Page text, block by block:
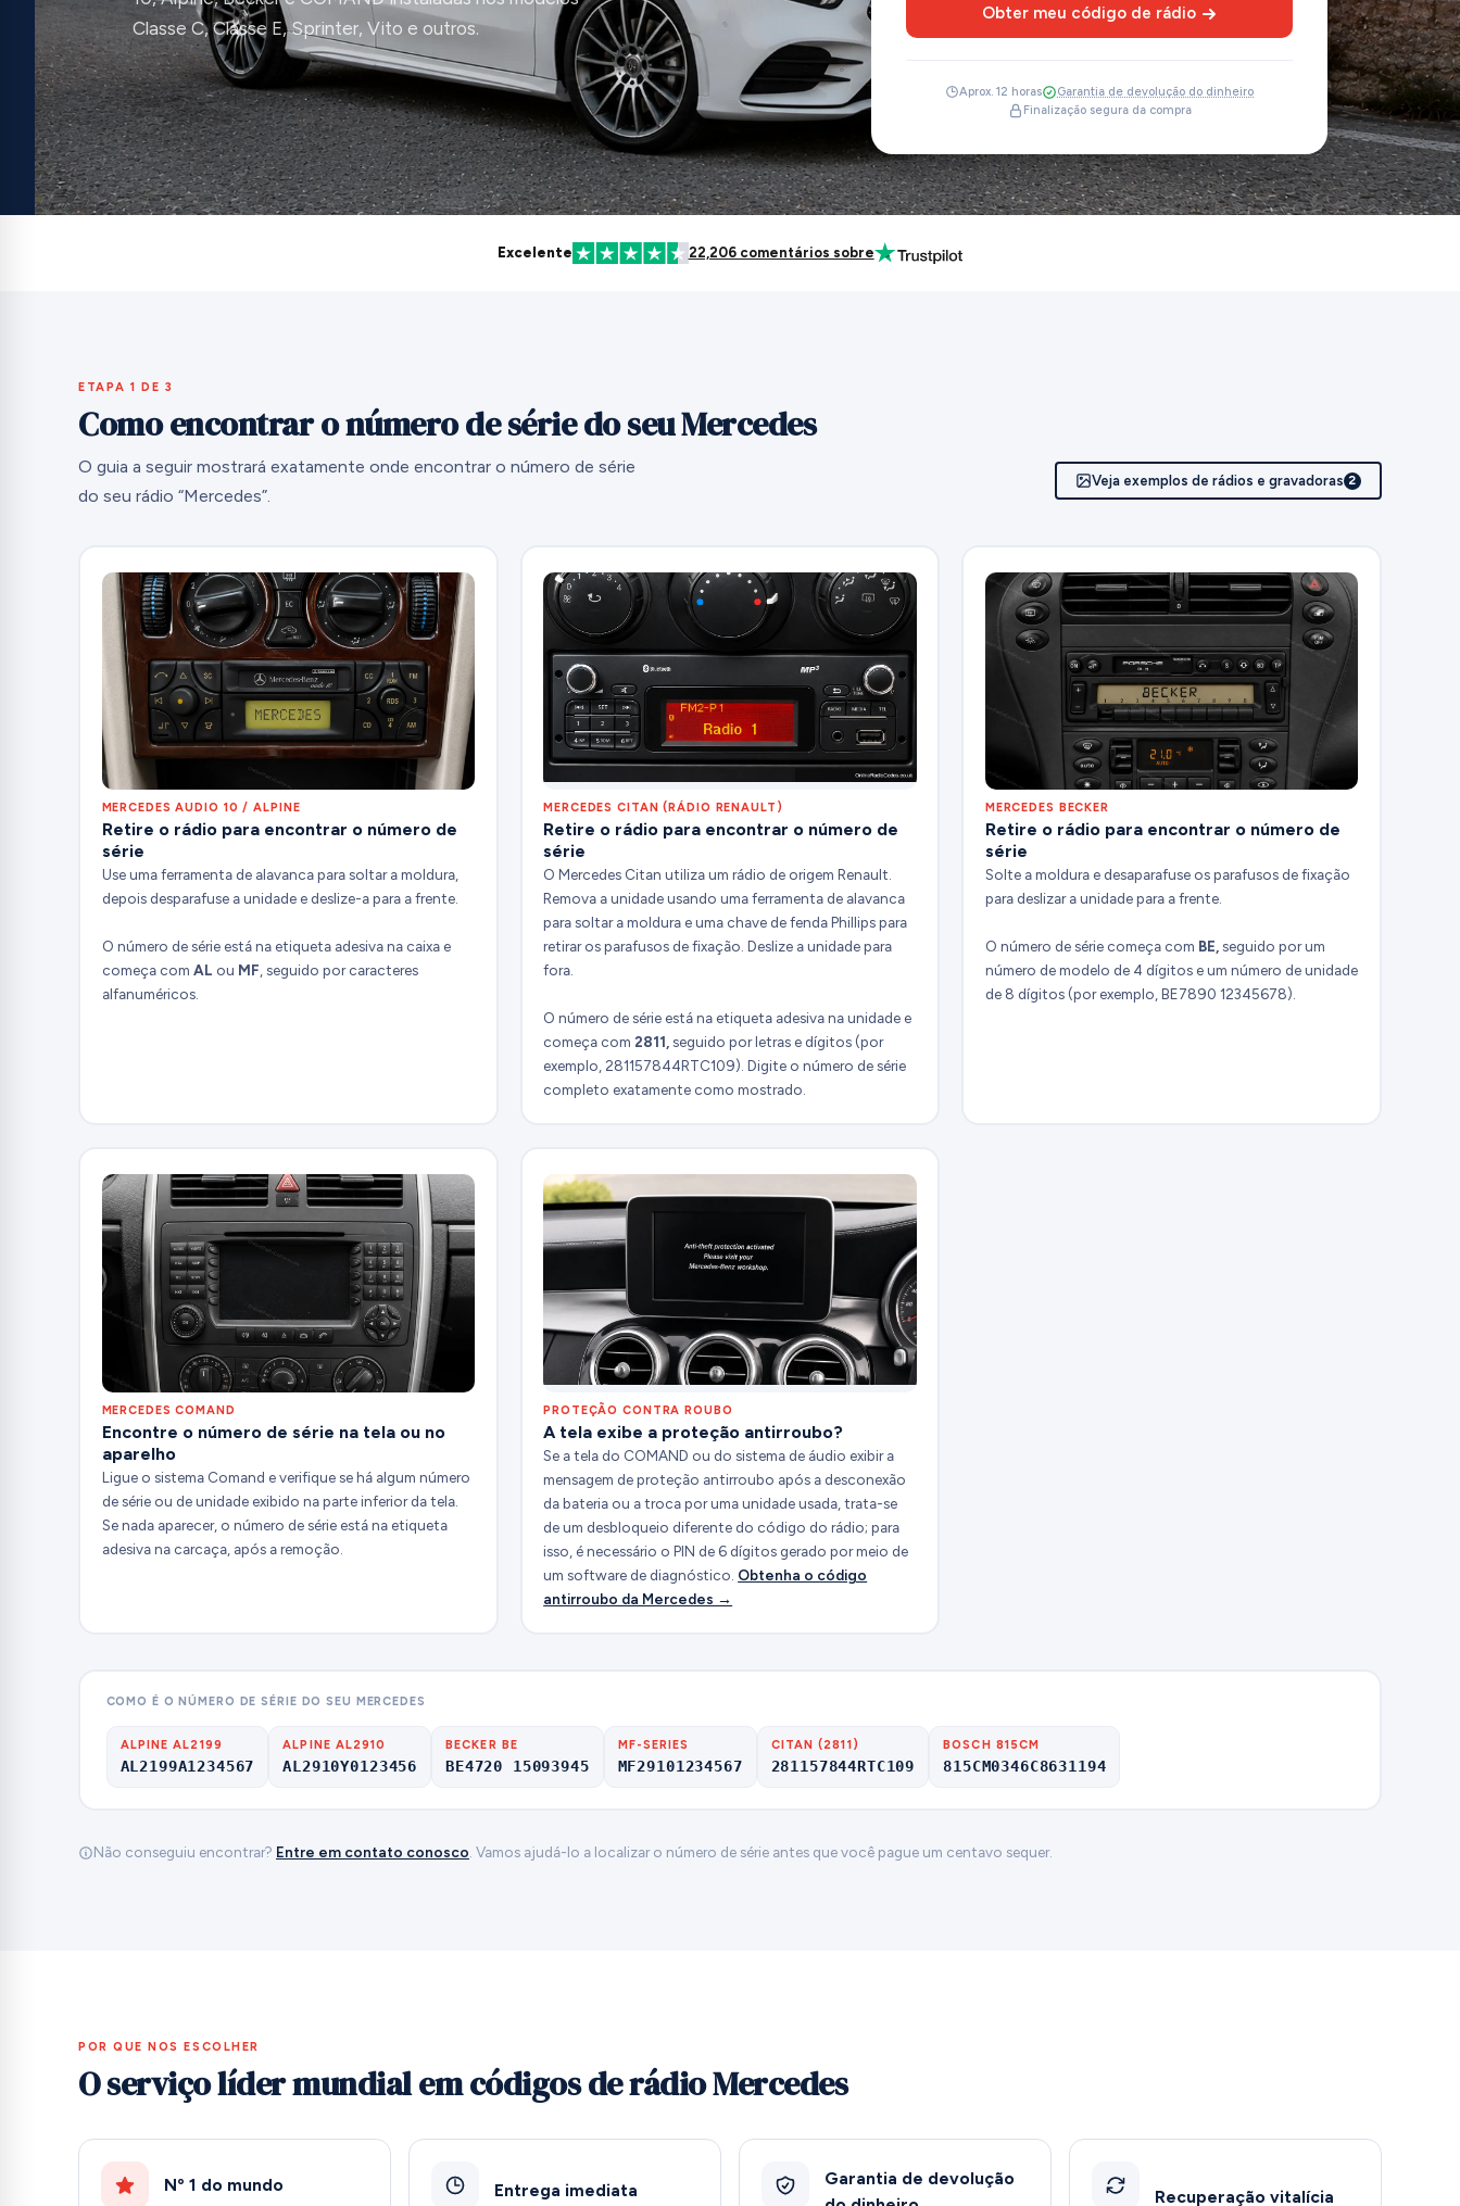
Classe C, Classe E, Sprinter, Vito e outros.
Obter meu código de rádio
Aprox. 12 horas
Garantia de devolução do dinheiro
Finalização segura da compra
Excelente 22,206 comentários sobre
ETAPA 1 DE 3
Como encontrar o número de série do seu Mercedes
O guia a seguir mostrará exatamente onde encontrar o número de série
do seu rádio “Mercedes”.
Veja exemplos de rádios e gravadoras 2
MERCEDES AUDIO 10 / ALPINE
Retire o rádio para encontrar o número de
série
Use uma ferramenta de alavanca para soltar a moldura,
depois desparafuse a unidade e deslize-a para a frente.
O número de série está na etiqueta adesiva na caixa e
começa com AL ou MF, seguido por caracteres
alfanuméricos.
MERCEDES CITAN (RÁDIO RENAULT)
Retire o rádio para encontrar o número de
série
O Mercedes Citan utiliza um rádio de origem Renault.
Remova a unidade usando uma ferramenta de alavanca
para soltar a moldura e uma chave de fenda Phillips para
retirar os parafusos de fixação. Deslize a unidade para
fora.
O número de série está na etiqueta adesiva na unidade e
começa com2811,seguido por letras e dígitos (por
exemplo, 281157844RTC109). Digite o número de série
completo exatamente como mostrado.
MERCEDES BECKER
Retire o rádio para encontrar o número de
série
Solte a moldura e desaparafuse os parafusos de fixação
para deslizar a unidade para a frente.
O número de série começa com BE,seguido por um
número de modelo de 4 dígitos e um número de unidade
de 8 dígitos (por exemplo, BE7890 12345678).
MERCEDES COMAND
Encontre o número de série na tela ou no
aparelho
Ligue o sistema Comand e verifique se há algum número
de série ou de unidade exibido na parte inferior da tela.
Se nada aparecer, o número de série está na etiqueta
adesiva na carcaça, após a remoção.
PROTEÇÃO CONTRA ROUBO
A tela exibe a proteção antirroubo?
Se a tela do COMAND ou do sistema de áudio exibir a
mensagem de proteção antirroubo após a desconexão
da bateria ou a troca por uma unidade usada, trata-se
de um desbloqueio diferente do código do rádio; para
isso, é necessário o PIN de 6 dígitos gerado por meio de
um software de diagnóstico. Obtenha o código
antirroubo da Mercedes →
COMO É O NÚMERO DE SÉRIE DO SEU MERCEDES
ALPINE AL2199
AL2199A1234567
ALPINE AL2910
AL2910Y0123456
BECKER BE
BE4720 15093945
MF-SERIES
MF29101234567
CITAN (2811)
281157844RTC109
BOSCH 815CM
815CM0346C8631194
Não conseguiu encontrar? Entre em contato conosco . Vamos ajudá-lo a localizar o número de série antes que você pague um centavo sequer.
POR QUE NOS ESCOLHER
O serviço líder mundial em códigos de rádio Mercedes
Nº 1 do mundo Entrega imediata
Garantia de devolução
Recuperação vitalícia